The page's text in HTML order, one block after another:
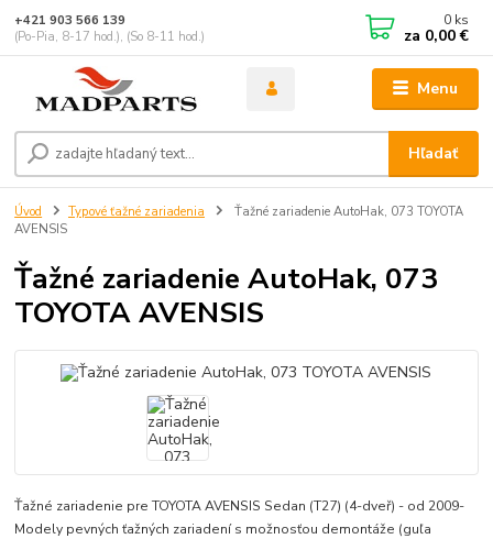
Menu
Hľadať
+421 903 566 139
(Po-Pia, 8-17 hod.), (So 8-11 hod.)
0 ks
za 0,00 €
Úvod Typové ťažné zariadenia
Ťažné zariadenie AutoHak, 073 TOYOTA
AVENSIS
Ťažné zariadenie AutoHak, 073
TOYOTA AVENSIS
Ťažné zariadenie pre TOYOTA AVENSIS Sedan (T27) (4-dveř) - od 2009-
Modely pevných ťažných zariadení s možnosťou demontáže (guľa